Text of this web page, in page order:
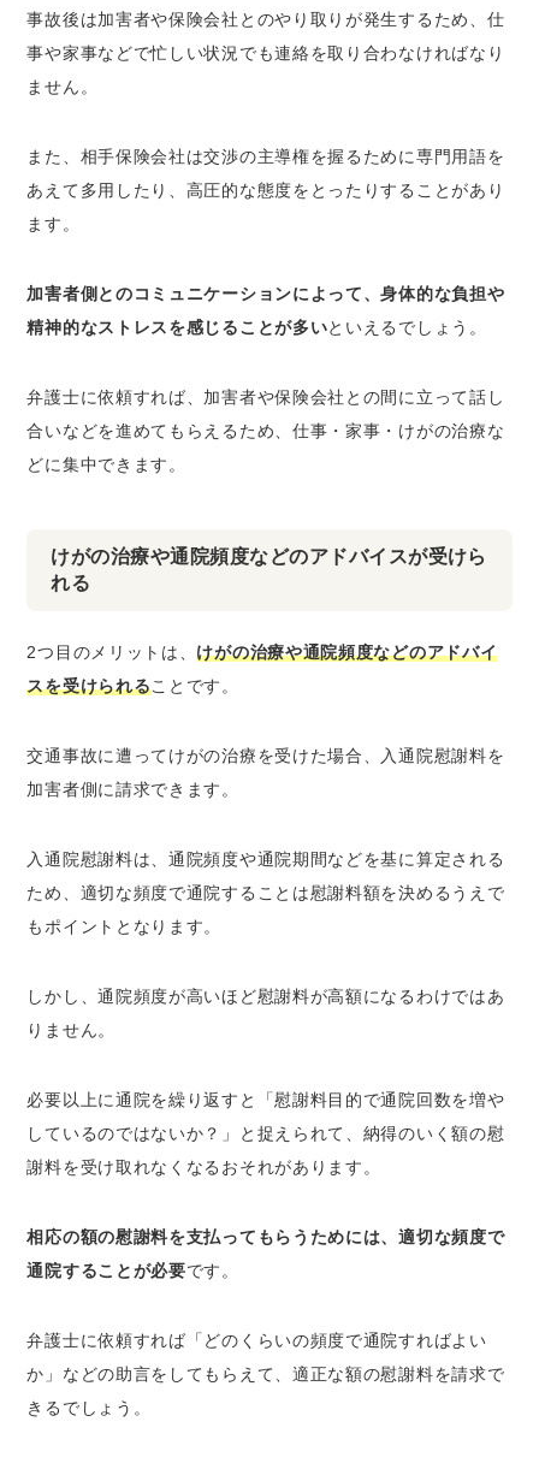
事故後は加害者や保険会社とのやり取りが発生するため、仕
事や家事などで忙しい状況でも連絡を取り合わなければなり
ません。
また、相手保険会社は交渉の主導権を握るために専門用語を
あえて多用したり、高圧的な態度をとったりすることがあり
ます。
加害者側とのコミュニケーションによって、身体的な負担や
精神的なストレスを感じることが多いといえるでしょう。
弁護士に依頼すれば、加害者や保険会社との間に立って話し
合いなどを進めてもらえるため、仕事・家事・けがの治療な
どに集中できます。
けがの治療や通院頻度などのアドバイスが受けら
れる
2つ目のメリットは、けがの治療や通院頻度などのアドバイ
スを受けられることです。
交通事故に遭ってけがの治療を受けた場合、入通院慰謝料を
加害者側に請求できます。
入通院慰謝料は、通院頻度や通院期間などを基に算定される
ため、適切な頻度で通院することは慰謝料額を決めるうえで
もポイントとなります。
しかし、通院頻度が高いほど慰謝料が高額になるわけではあ
りません。
必要以上に通院を繰り返すと「慰謝料目的で通院回数を増や
しているのではないか？」と捉えられて、納得のいく額の慰
謝料を受け取れなくなるおそれがあります。
相応の額の慰謝料を支払ってもらうためには、適切な頻度で
通院することが必要です。
弁護士に依頼すれば「どのくらいの頻度で通院すればよい
か」などの助言をしてもらえて、適正な額の慰謝料を請求で
きるでしょう。